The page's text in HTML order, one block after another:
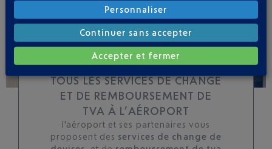
TOUS LES SERVICES DE CHANGE
ET DE REMBOURSEMENT DE
TVA À L’AÉROPORT
l'aéroport et ses partenaires vous
proposent des services de change de
Personnaliser
Continuer sans accepter
Accepter et fermer